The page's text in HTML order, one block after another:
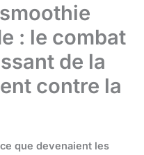
: le combat
de la
contre la
que devenaient les